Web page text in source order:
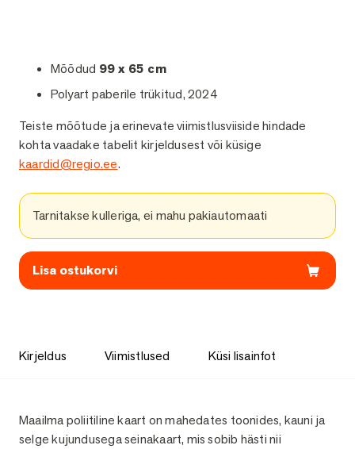
Mõõdud 99 x 65 cm
Polyart paberile trükitud, 2024
Teiste mõõtude ja erinevate viimistlusviiside hindade
kohta vaadake tabelit kirjeldusest või küsige
kaardid@regio.ee.
Tarnitakse kulleriga, ei mahu pakiautomaati
Lisa ostukorvi
Kirjeldus Viimistlused Küsi lisainfot
Kirjeldus
Maailma poliitiline kaart on mahedates toonides, kauni ja
selge kujundusega seinakaart, mis sobib hästi nii